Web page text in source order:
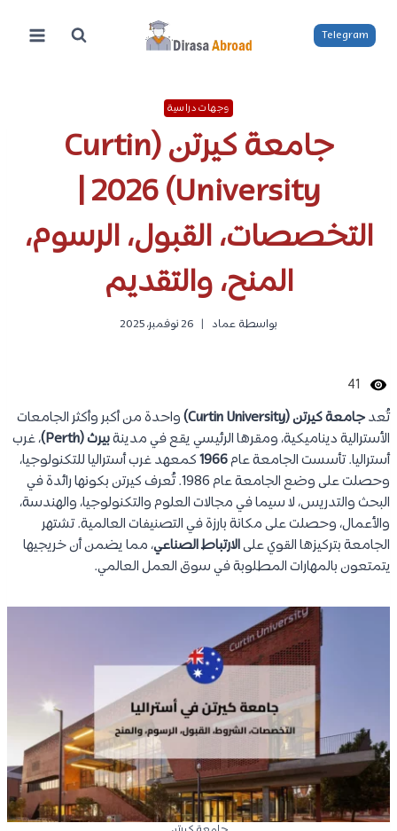
المحتوى
Telegram
وجهات دراسية
جامعة كيرتن (Curtin
University) 2026 |
التخصصات، القبول، الرسوم،
المنح، والتقديم
بواسطة عماد 26 نوفمبر، 2025
41
تُعدجامعة كيرتن (Curtin University)
واحدة من أكبر وأكثر الجامعات
الأسترالية ديناميكية، ومقرها الرئيسي يقع في مدينةبيرث (Perth)
، غرب
أستراليا. تأسست الجامعة عام1966كمعهد غرب أستراليا للتكنولوجيا،
وحصلت على وضع الجامعة عام 1986. تُعرف كيرتن بكونها رائدة في
البحث والتدريس، لا سيما في مجالات العلوم والتكنولوجيا، والهندسة،
والأعمال، وحصلت على مكانة بارزة في التصنيفات العالمية. تشتهر
الجامعة بتركيزها القوي علىالارتباط الصناعي، مما يضمن أن خريجيها
يتمتعون بالمهارات المطلوبة في سوق العمل العالمي.